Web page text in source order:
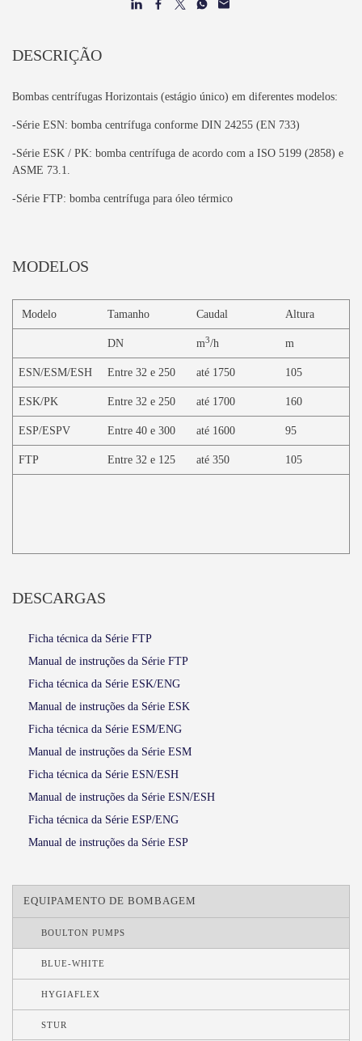
EQUIPAMENTO DE BOMBAGEM
BOULTON PUMPS
BLUE-WHITE
HYGIAFLEX
STUR
DESCRIÇÃO
Bombas centrífugas Horizontais (estágio único) em diferentes modelos:
-Série ESN: bomba centrífuga conforme DIN 24255 (EN 733)
-Série ESK / PK: bomba centrífuga de acordo com a ISO 5199 (2858) e
ASME 73.1.
-Série FTP: bomba centrífuga para óleo térmico
MODELOS
Modelo Tamanho Caudal Altura
DN m3/h m
ESN/ESM/ESH Entre 32 e 250 até 1750 105
ESK/PK Entre 32 e 250 até 1700 160
ESP/ESPV Entre 40 e 300 até 1600 95
FTP Entre 32 e 125 até 350 105
DESCARGAS
Ficha técnica da Série FTP
Manual de instruções da Série FTP
Ficha técnica da Série ESK/ENG
Manual de instruções da Série ESK
Ficha técnica da Série ESM/ENG
Manual de instruções da Série ESM
Ficha técnica da Série ESN/ESH
Manual de instruções da Série ESN/ESH
Ficha técnica da Série ESP/ENG
Manual de instruções da Série ESP